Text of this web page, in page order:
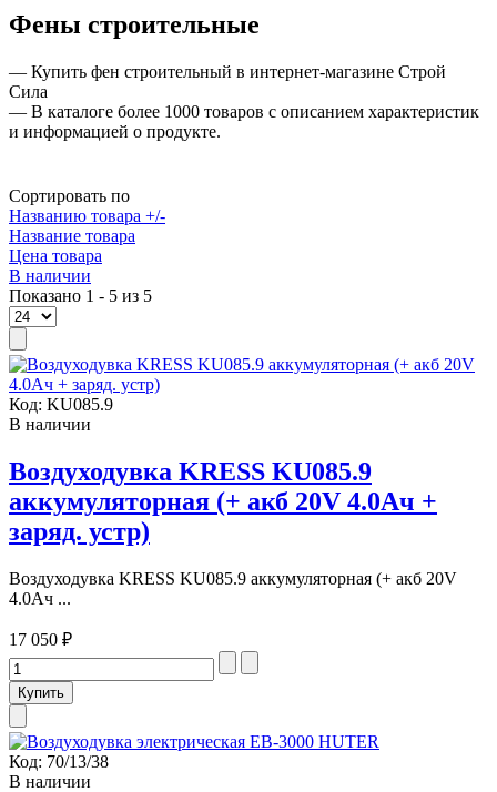
Фены строительные
— Купить фен строительный в интернет-магазине Строй
Сила
— В каталоге более 1000 товаров с описанием характеристик
и информацией о продукте.
Сортировать по
Названию товара +/-
Название товара
Цена товара
В наличии
Показано 1 - 5 из 5
Код: KU085.9
В наличии
Воздуходувка KRESS KU085.9
аккумуляторная (+ акб 20V 4.0Ач +
заряд. устр)
Воздуходувка KRESS KU085.9 аккумуляторная (+ акб 20V
4.0Ач ...
17 050 ₽
Код: 70/13/38
В наличии